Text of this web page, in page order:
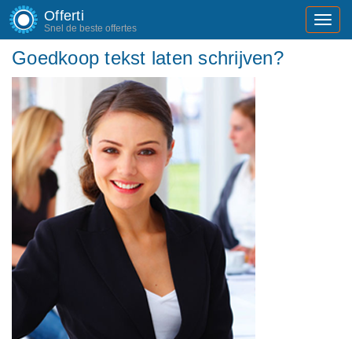
Offerti
Snel de beste offertes
Goedkoop tekst laten schrijven?